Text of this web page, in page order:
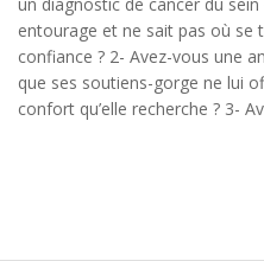
un diagnostic de cancer du
entourage et ne sait pas où
confiance ? 2- Avez-vous une
que ses soutiens-gorge ne lui
confort qu’elle recherche ? 3-